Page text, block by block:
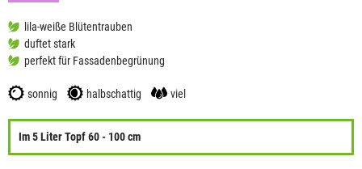
lila-weiße Blütentrauben
duftet stark
perfekt für Fassadenbegrünung
sonnig halbschattig viel
Im 5 Liter Topf 60 - 100 cm